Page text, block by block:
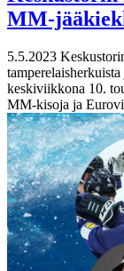
MM-
5.5.2023
keskiviikkona 10.
MM-kisoja ja